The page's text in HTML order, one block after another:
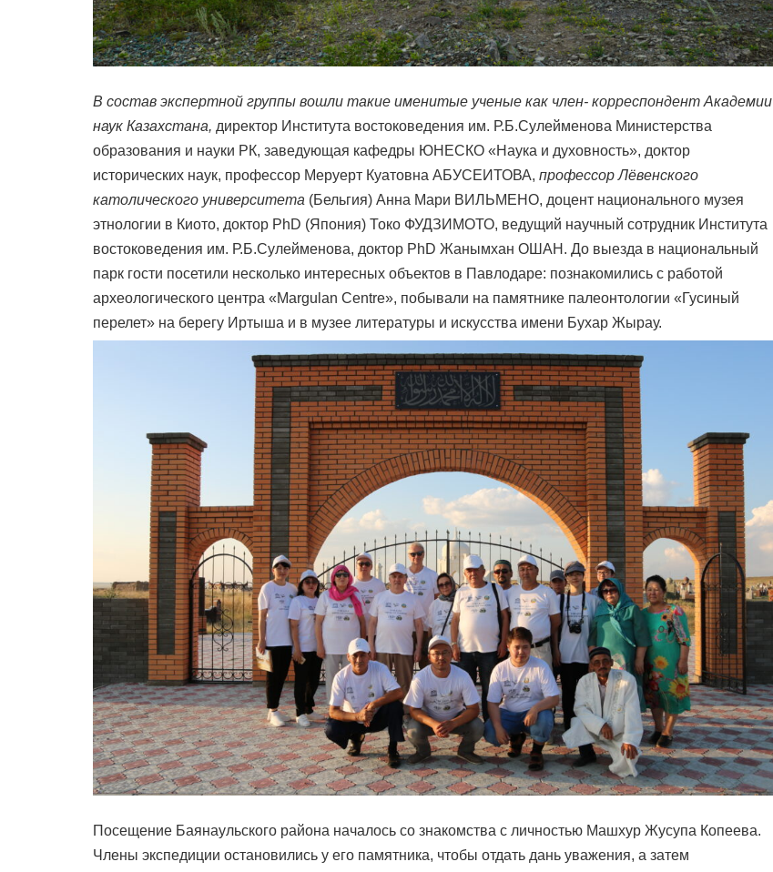
В состав экcпертной группы вошли такие именитые ученые как член- корреспондент Академии
наук Казахстана, директор Института востоковедения им. Р.Б.Сулейменова Министерства
образования и науки РК, заведующая кафедры ЮНЕСКО «Наука и духовность», доктор
исторических наук, профессор Меруерт Куатовна АБУСЕИТОВА, профессор Лёвенского
католического университета (Бельгия) Анна Мари ВИЛЬМЕНО, доцент национального музея
этнологии в Киото, доктор PhD (Япония) Токо ФУДЗИМОТО, ведущий научный сотрудник Института
востоковедения им. Р.Б.Сулейменова, доктор PhD Жанымхан ОШАН. До выезда в национальный
парк гости посетили несколько интересных объектов в Павлодаре: познакомились с работой
археологического центра «Margulan Centre», побывали на памятнике палеонтологии «Гусиный
перелет» на берегу Иртыша и в музее литературы и искусства имени Бухар Жырау.
Посещение Баянаульского района началось со знакомства с личностью Машхур Жусупа Копеева.
Члены экспедиции остановились у его памятника, чтобы отдать дань уважения, а затем